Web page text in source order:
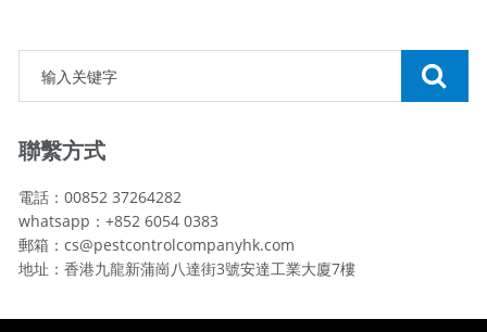
聯繫方式
電話：00852 37264282
whatsapp：+852 6054 0383
郵箱：cs@pestcontrolcompanyhk.com
地址：香港九龍新蒲崗八達街3號安達工業大廈7樓